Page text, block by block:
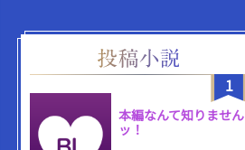
1
本編なんて知りません
ッ！